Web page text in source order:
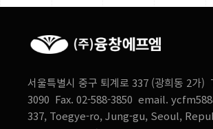
서울특별시 중구 퇴계로 337 (광희동 2가
3090 Fax. 02-588-3850 email.
337, Toegye-ro, Jung-gu, Seoul,